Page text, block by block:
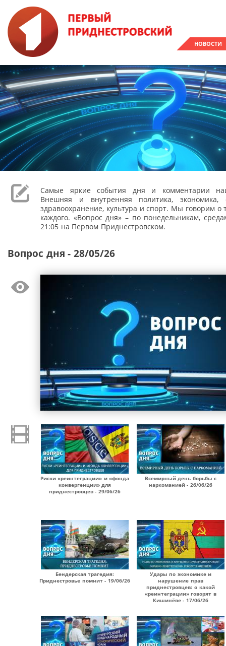
НОВОСТИ
Самые яркие события дня и комментарии
Внешняя и внутренняя политика, экономика,
здравоохранение, культура и спорт. Мы говорим о
каждого. «Вопрос дня» – по понедельникам,
21:05 на Первом Приднестровском.
Вопрос дня - 28/05/26
Риски «реинтеграции» и «фонда
конвергенции» для
приднестровцев - 29/06/26
Всемирный день борьбы с
наркоманией - 26/06/26
Бендерская трагедия:
Приднестровье помнит - 19/06/26
Удары по экономике и
нарушение прав
приднестровцев: о какой
«реинтеграции» говорят в
Кишинёве - 17/06/26